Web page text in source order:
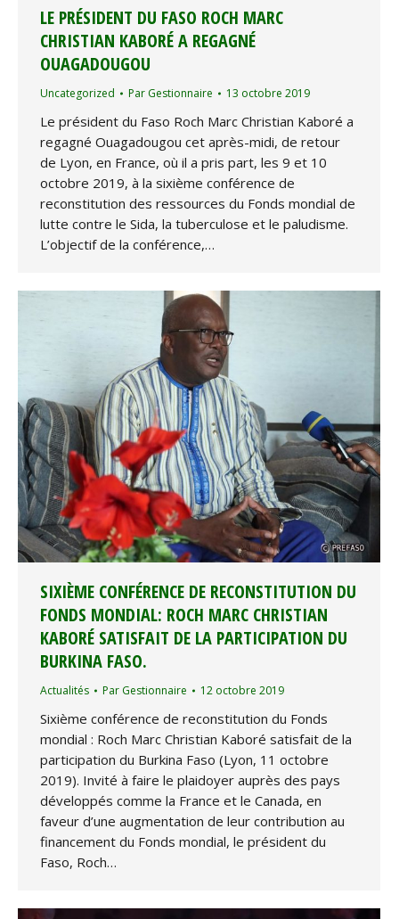
LE PRÉSIDENT DU FASO ROCH MARC
CHRISTIAN KABORÉ A REGAGNÉ
OUAGADOUGOU
Uncategorized Par Gestionnaire 13 octobre 2019
Le président du Faso Roch Marc Christian Kaboré a
regagné Ouagadougou cet après-midi, de retour
de Lyon, en France, où il a pris part, les 9 et 10
octobre 2019, à la sixième conférence de
reconstitution des ressources du Fonds mondial de
lutte contre le Sida, la tuberculose et le paludisme.
L’objectif de la conférence,…
SIXIÈME CONFÉRENCE DE RECONSTITUTION DU
FONDS MONDIAL: ROCH MARC CHRISTIAN
KABORÉ SATISFAIT DE LA PARTICIPATION DU
BURKINA FASO.
Actualités Par Gestionnaire 12 octobre 2019
Sixième conférence de reconstitution du Fonds
mondial : Roch Marc Christian Kaboré satisfait de la
participation du Burkina Faso (Lyon, 11 octobre
2019). Invité à faire le plaidoyer auprès des pays
développés comme la France et le Canada, en
faveur d’une augmentation de leur contribution au
financement du Fonds mondial, le président du
Faso, Roch…